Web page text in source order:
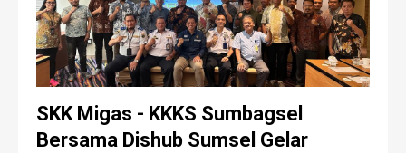
SKK Migas - KKKS Sumbagsel
Bersama Dishub Sumsel Gelar